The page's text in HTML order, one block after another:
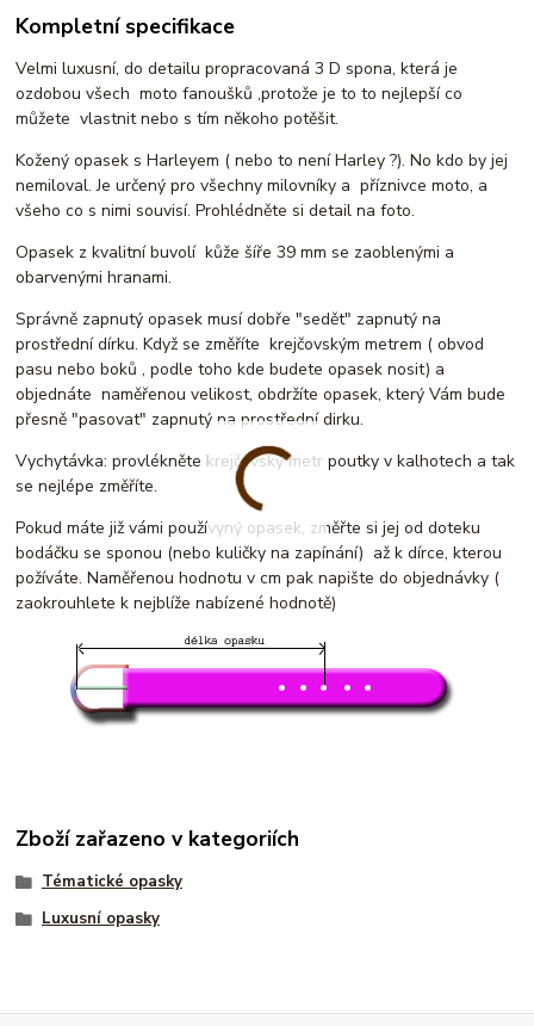
Kompletní specifikace
Velmi luxusní, do detailu propracovaná 3 D spona, která je
ozdobou všech moto fanoušků ,protože je to to nejlepší co
můžete vlastnit nebo s tím někoho potěšit.
Kožený opasek s Harleyem ( nebo to není Harley ?). No kdo by jej
nemiloval. Je určený pro všechny milovníky a příznivce moto, a
všeho co s nimi souvisí. Prohlédněte si detail na foto.
Opasek z kvalitní buvolí kůže šíře 39 mm se zaoblenými a
obarvenými hranami.
Správně zapnutý opasek musí dobře "sedět" zapnutý na
prostřední dírku. Když se změříte krejčovským metrem ( obvod
pasu nebo boků , podle toho kde budete opasek nosit) a
objednáte naměřenou velikost, obdržíte opasek, který Vám bude
přesně "pasovat" zapnutý na prostřední dirku.
Vychytávka: provlékněte krejčovský metr poutky v kalhotech a tak
se nejlépe změříte.
Pokud máte již vámi používyný opasek, změřte si jej od doteku
bodáčku se sponou (nebo kuličky na zapínání) až k dírce, kterou
požíváte. Naměřenou hodnotu v cm pak napište do objednávky (
zaokrouhlete k nejblíže nabízené hodnotě)
Zboží zařazeno v kategoriích
Tématické opasky
Luxusní opasky